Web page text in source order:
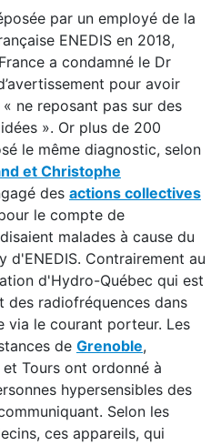
par un employé de la
ENEDIS en 2018,
a condamné le Dr
pour avoir
ne reposant pas sur des
». Or plus de 200
le même diagnostic, selon
et Christophe
des actions collectives
le compte de
malades à cause du
d'ENEDIS. Contrairement au
d'Hydro-Québec qui est
des radiofréquences dans
via le courant porteur. Les
de Grenoble,
Tours ont ordonné à
hypersensibles des
Selon les
ces appareils, qui